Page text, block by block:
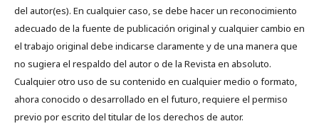
del autor(es). En cualquier caso, se debe hacer un reconocimiento
adecuado de la fuente de publicación original y cualquier cambio en
el trabajo original debe indicarse claramente y de una manera que
no sugiera el respaldo del autor o de la Revista en absoluto.
Cualquier otro uso de su contenido en cualquier medio o formato,
ahora conocido o desarrollado en el futuro, requiere el permiso
previo por escrito del titular de los derechos de autor.